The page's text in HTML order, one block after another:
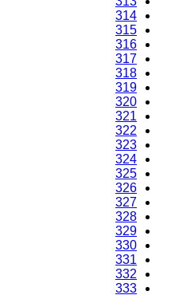
314
315
316
317
318
319
320
321
322
323
324
325
326
327
328
329
330
331
332
333